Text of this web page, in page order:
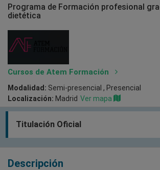
Programa de Formación profesional
dietética
Cursos de Atem Formación
Modalidad: Semi-presencial , Presencial
Localización: Madrid Ver mapa
Titulación Oficial
Descripción